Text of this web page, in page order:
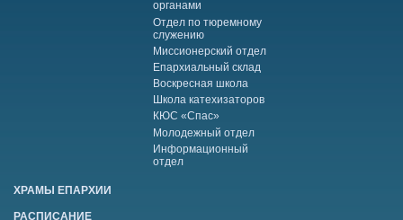
органами
Отдел по тюремному
служению
Миссионерский отдел
Епархиальный склад
Воскресная школа
Школа катехизаторов
КЮС «Спас»
Молодежный отдел
Информационный
отдел
ХРАМЫ ЕПАРХИИ
РАСПИСАНИЕ